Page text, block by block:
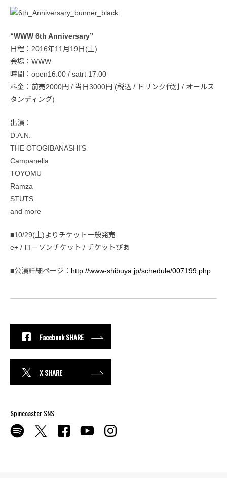
“WWW 6th Anniversary”
日程：2016年11月19日(土)
会場：WWW
時間：open16:00 / satrt 17:00
料金：前売2000円 / 当日3000円 (税込 / ドリンク代別 / オールス
タンディング)
出演：
D.A.N.
THE OTOGIBANASHI’S
Campanella
TOYOMU
Ramza
STUTS
and more
■10/29(土)よりチケット一般発売
e+ / ローソンチケット / チケットぴあ
■公演詳細ページ： http://www-shibuya.jp/schedule/007199.php
Facebook SHARE
X SHARE
Spincoaster SNS